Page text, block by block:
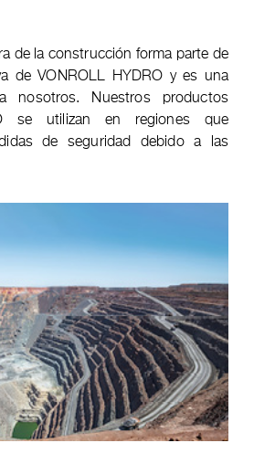
de la construcción forma parte de
de VONROLL HYDRO y es una
nosotros. Nuestros productos
se utilizan en regiones que
de seguridad debido a las